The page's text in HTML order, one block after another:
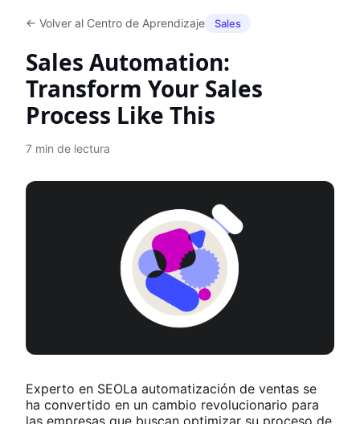
← Volver al Centro de Aprendizaje Sales
Sales Automation:
Transform Your Sales
Process Like This
7 min de lectura
Experto en SEOLa automatización de ventas se
ha convertido en un cambio revolucionario para